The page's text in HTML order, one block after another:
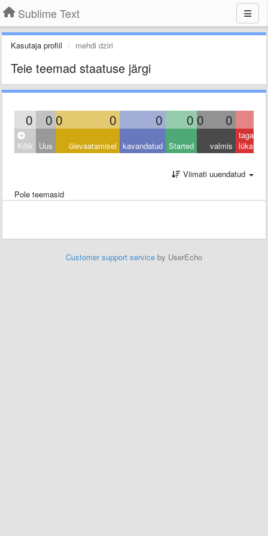
Sublime Text
Kasutaja profiil mehdi dziri
Teie teemad staatuse järgi
0 0 0 0 0 0 0 0
Kõik Uus ülevaatamisel kavandatud Started valmis
tagasi
lükatud
Viimati uuendatud
Pole teemasid
Customer support service by UserEcho